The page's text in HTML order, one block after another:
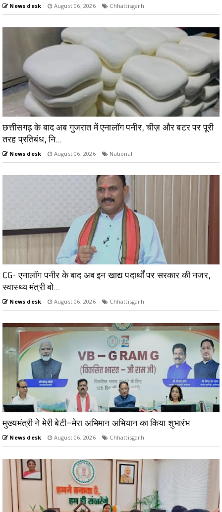
News desk August 06, 2026 Chhattisgarh
छत्तीसगढ़ के बाद अब गुजरात में एनालॉग पनीर, चीज़ और बटर पर पूरी
तरह प्रतिबंध, नि...
News desk August 06, 2026 National
CG- एनालॉग पनीर के बाद अब इन खाद्य पदार्थों पर सरकार की नजर,
स्वास्थ्य मंत्री बो...
News desk August 06, 2026 Chhattisgarh
मुख्यमंत्री ने मेरी बेटी–मेरा अभिमान अभियान का किया शुभारंभ
News desk August 06, 2026 Chhattisgarh